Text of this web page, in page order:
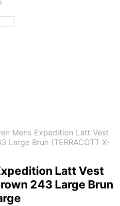
Mens Expedition Latt Vest
Large Brun (TERRACOTT X-
Latt Vest
243 Large Brun